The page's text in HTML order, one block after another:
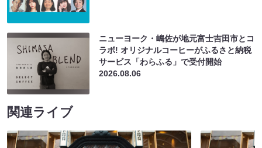
ニューヨーク・嶋佐が地元富士吉田市とコ
ラボ! オリジナルコーヒーがふるさと納税
サービス「わらふる」で受付開始
2026.08.06
関連ライブ